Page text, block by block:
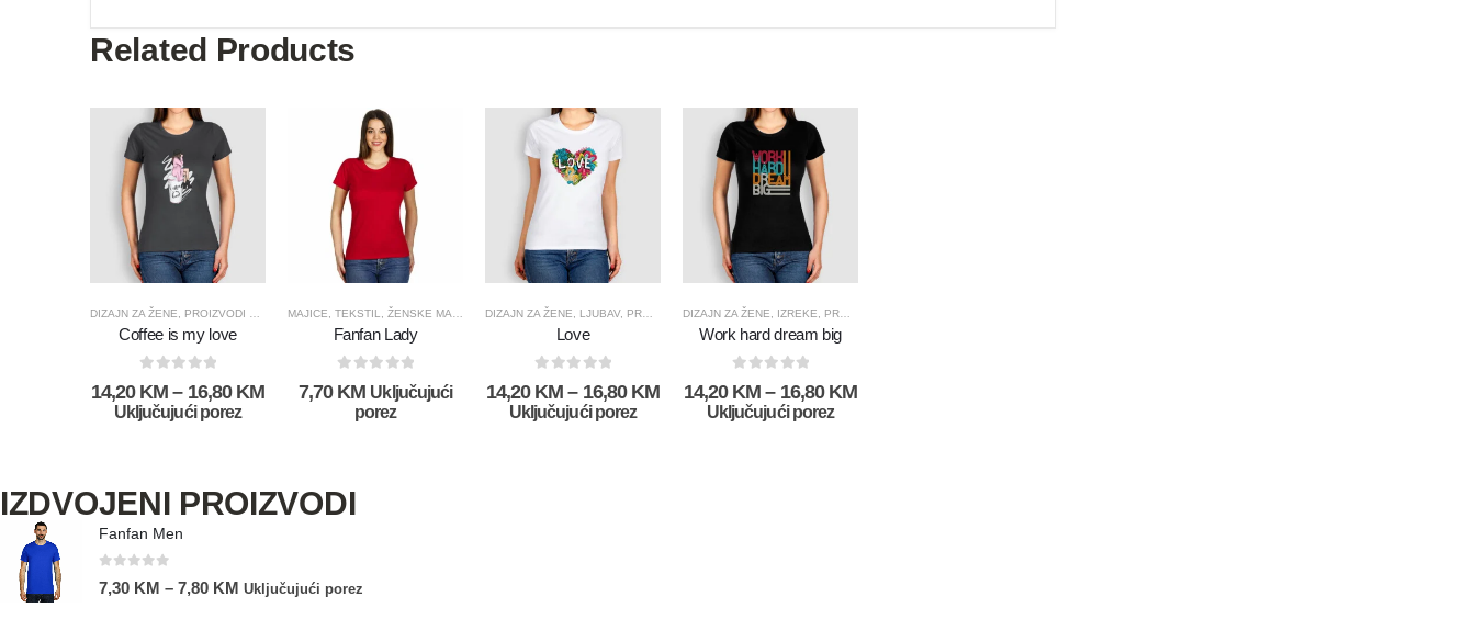
Related Products
DIZAJN ZA ŽENE PROIZVODI SA DIZAJNOM , RAZNO
Coffee is my love
14,20 KM – 16,80 KM
Uključujući porez
MAJICE TEKSTIL ŽENSKE MAJICE
Fanfan Lady
7,70 KM Uključujući
porez
DIZAJN ZA ŽENE LJUBAV, PROIZVODI SA DIZAJNOM
Love
14,20 KM – 16,80 KM
Uključujući porez
DIZAJN ZA ŽENE IZREKE PROIZVODI SA DIZAJNOM
Work hard dream big
14,20 KM – 16,80 KM
Uključujući porez
IZDVOJENI PROIZVODI
Fanfan Men
7,30 KM – 7,80 KM Uključujući porez